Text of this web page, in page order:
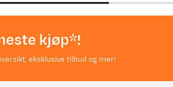
kjøp*!
eksklusive tilbud og mer!